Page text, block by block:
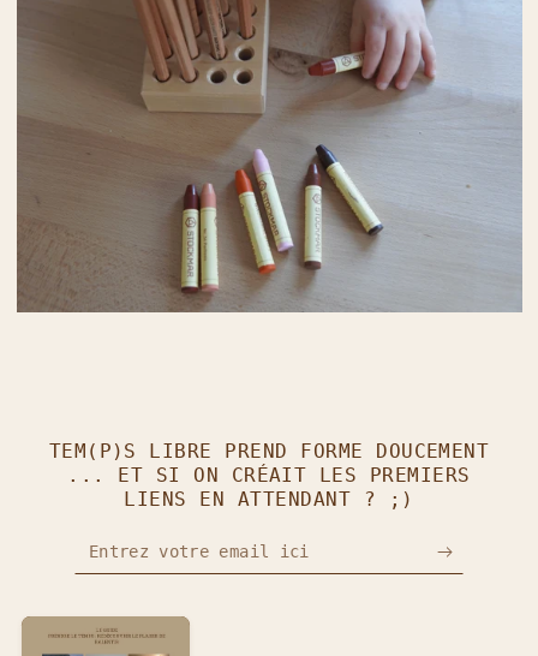
TEM(P)S LIBRE PREND FORME DOUCEMENT
... ET SI ON CRÉAIT LES PREMIERS
LIENS EN ATTENDANT ? ;)
Entrez votre email ici